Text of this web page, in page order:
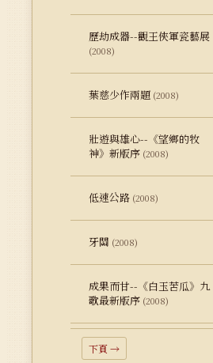
歷劫成器--觀王俠軍瓷藝展
(2008)
葉慈少作兩題 (2008)
壯遊與雄心--《望鄉的牧
神》新版序 (2008)
低速公路 (2008)
牙關 (2008)
成果而甘--《白玉苦瓜》九
歌最新版序 (2008)
下頁 →